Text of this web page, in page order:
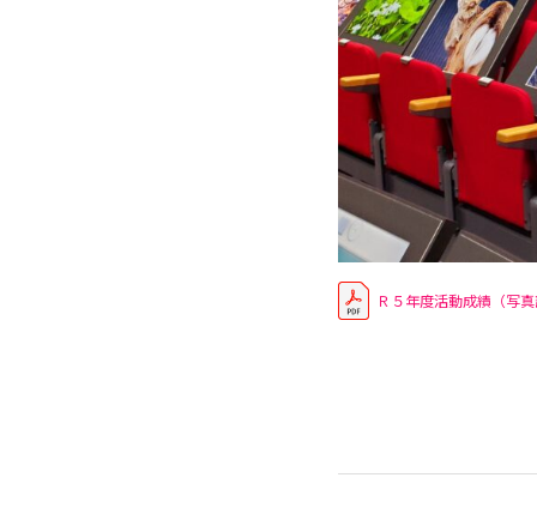
Ｒ５年度活動成績（写